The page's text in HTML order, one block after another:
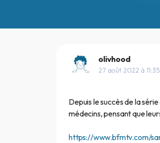
olivhood
27 août 2022 à 11:35
Depuis le succès de la
médecins, pensant que
https://www.bfmtv.com/